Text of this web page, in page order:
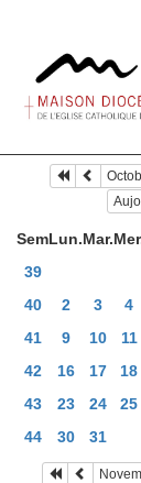
SemLun.Mar.
39
40
2 3 4
41
9 10 11
42
16 17 18
43
23 24 25
44
30 31